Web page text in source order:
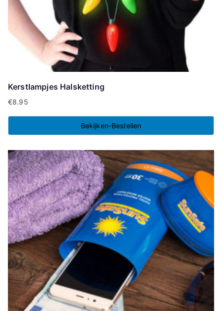
Kerstlampjes Halsketting
€8.95
Bekijken-Bestellen